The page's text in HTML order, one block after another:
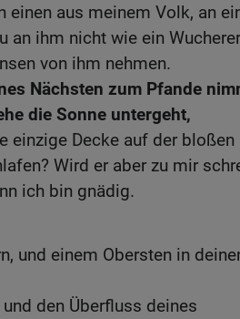
einen aus meinem Volk, an
an ihm nicht wie ein Wucherer
von ihm nehmen.
Nächsten zum Pfande
die Sonne untergeht,
einzige Decke auf der bloßen
Wird er aber zu mir
ich bin gnädig.
und einem Obersten in
den Überfluss deines